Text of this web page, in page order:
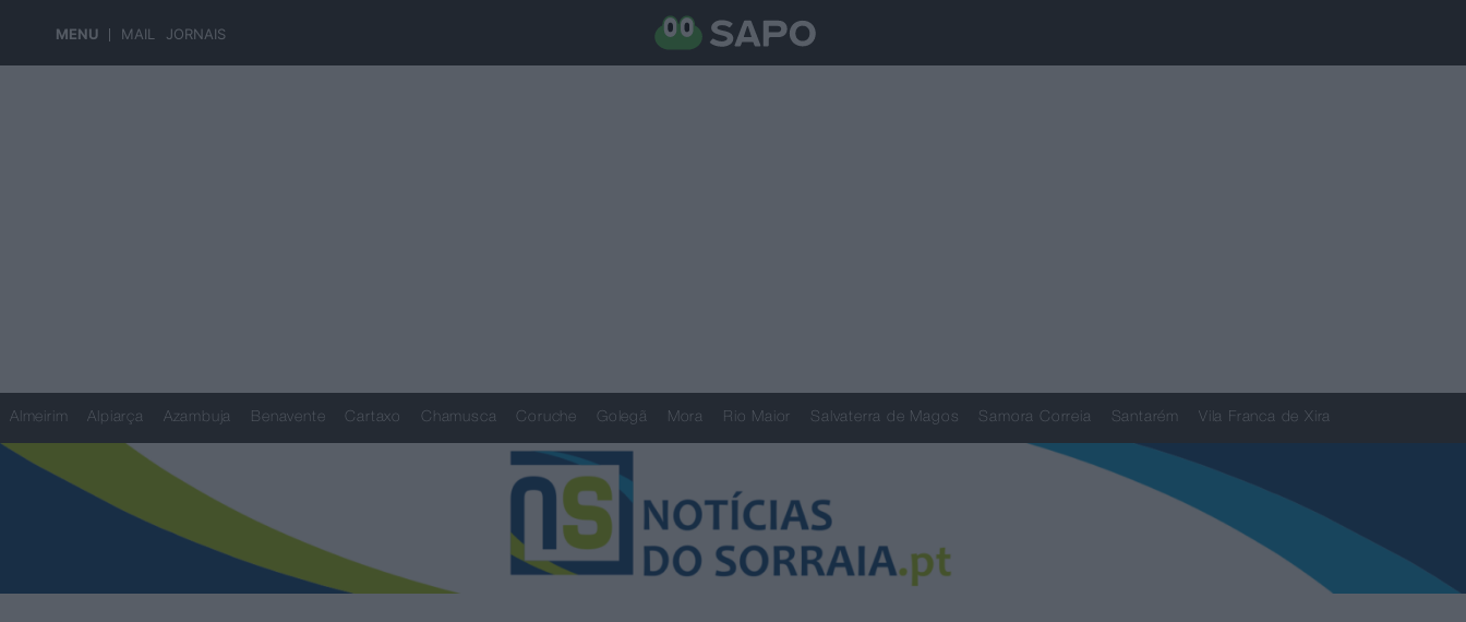
MENU MAIL JORNAIS
Almeirim Alpiarça Azambuja Benavente Cartaxo Chamusca Coruche Golegã Mora Rio Maior Salvaterra de Magos Samora Correia Santarém Vila Franca de Xira